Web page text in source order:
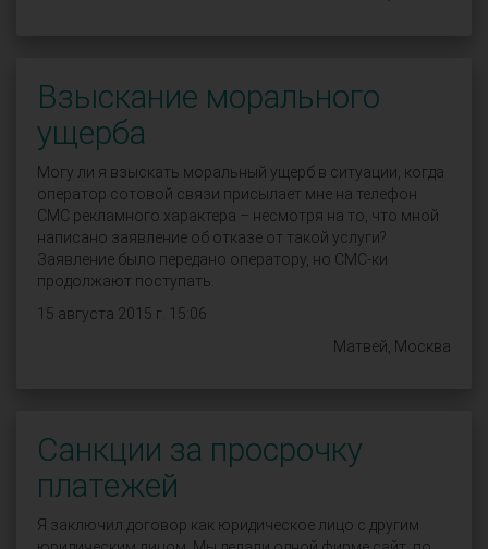
Взыскание морального
ущерба
Могу ли я взыскать моральный ущерб в ситуации, когда
оператор сотовой связи присылает мне на телефон
СМС рекламного характера – несмотря на то, что мной
написано заявление об отказе от такой услуги?
Заявление было передано оператору, но СМС-ки
продолжают поступать.
15 августа 2015 г. 15:06
Матвей, Москва
Санкции за просрочку
платежей
Я заключил договор как юридическое лицо с другим